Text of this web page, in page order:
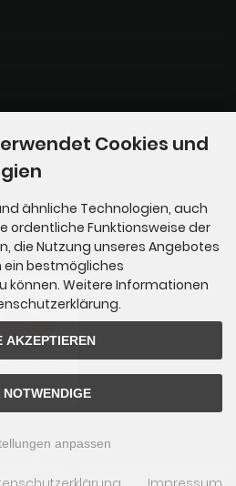
Shopsoftware © 2009-2026
Cookies und
ähnliche Technologien, auch
ordentliche Funktionsweise der
die Nutzung unseres Angebotes
ein bestmögliches
können. Weitere Informationen
AKZEPTIEREN
NOTWENDIGE
anpassen